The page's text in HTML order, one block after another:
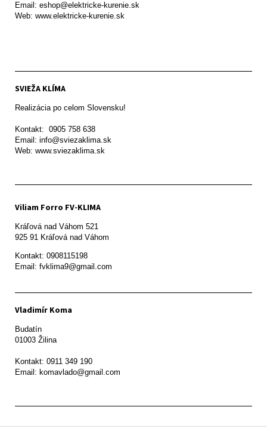
Email: eshop@elektricke-kurenie.sk
Web: www.elektricke-kurenie.sk
SVIEŽA KLÍMA
Realizácia po celom Slovensku!
Kontakt:  0905 758 638
Email: info@sviezaklima.sk
Web: www.sviezaklima.sk
Viliam Forro FV-KLIMA
Kráľová nad Váhom 521
Kontakt: 0908115198
Email: fvklima9@gmail.com
Vladimír Koma
Budatín
01003 Žilina
Kontakt: 0911 349 190